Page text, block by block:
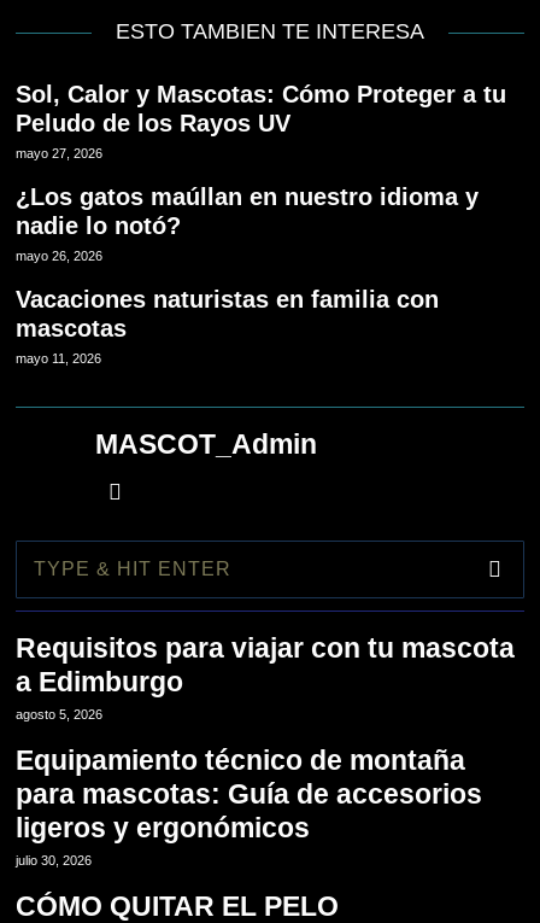
ESTO TAMBIEN TE INTERESA
Sol, Calor y Mascotas: Cómo Proteger a tu
Peludo de los Rayos UV
mayo 27, 2026
¿Los gatos maúllan en nuestro idioma y
nadie lo notó?
mayo 26, 2026
Vacaciones naturistas en familia con
mascotas
mayo 11, 2026
MASCOT_Admin
1
Requisitos para viajar con tu mascota
a Edimburgo
agosto 5, 2026
Equipamiento técnico de montaña
para mascotas: Guía de accesorios
ligeros y ergonómicos
julio 30, 2026
CÓMO QUITAR EL PELO